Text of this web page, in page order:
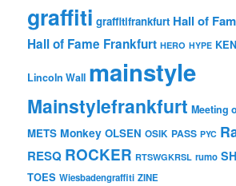
graffiti graffitifrankfurt Hall of
Hall of Fame Frankfurt HERO HYPE
Lincoln Wall mainstyle
Mainstylefrankfurt Meeting
METS Monkey OLSEN OSIK PASS PYC
RESQ ROCKER RTSWGKRSL rumo
TOES Wiesbadengraffiti ZINE